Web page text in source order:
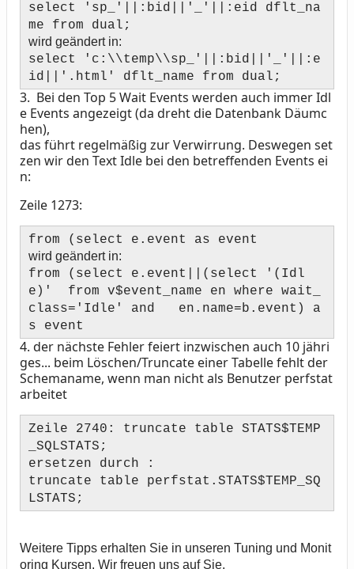
select 'sp_'||:bid||'_'||:eid dflt_na
me from dual;
wird geändert in:
select 'c:\\temp\\sp_'||:bid||'_'||:e
id||'.html' dflt_name from dual;
3. Bei den Top 5 Wait Events werden auch immer Idl
e Events angezeigt (da dreht die Datenbank Däumc
hen),
das führt regelmäßig zur Verwirrung. Deswegen set
zen wir den Text Idle bei den betreffenden Events ei
n:
Zeile 1273:
from (select e.event as event
wird geändert in:
from (select e.event||(select '(Idl
e)' from v$event_name en where wait_
class='Idle' and en.name=b.event) a
s event
4. der nächste Fehler feiert inzwischen auch 10 jähri
ges... beim Löschen/Truncate einer Tabelle fehlt der
Schemaname, wenn man nicht als Benutzer perfstat
arbeitet
Zeile 2740: truncate table STATS$TEMP
_SQLSTATS;
ersetzen durch :
truncate table perfstat.STATS$TEMP_SQ
LSTATS;
Weitere Tipps erhalten Sie in unseren Tuning und Monit
oring Kursen. Wir freuen uns auf Sie.